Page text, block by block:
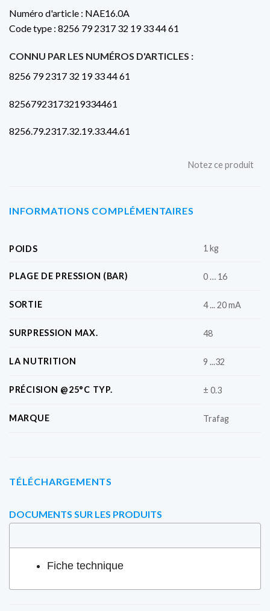
Numéro d'article : NAE16.0A
Code type : 8256 79 2317 32 19 33 44 61
CONNU PAR LES NUMÉROS D'ARTICLES :
8256 79 2317 32 19 33 44 61
82567923173219334461
8256.79.2317.32.19.33.44.61
Notez ce produit
INFORMATIONS COMPLÉMENTAIRES
POIDS 1 kg
PLAGE DE PRESSION (BAR) 0 … 16
SORTIE 4 ... 20 mA
SURPRESSION MAX. 48
LA NUTRITION 9 ...32
PRÉCISION @25°C TYP. ± 0.3
MARQUE Trafag
TÉLÉCHARGEMENTS
DOCUMENTS SUR LES PRODUITS
Fiche technique